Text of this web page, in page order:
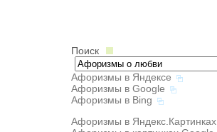
Поиск
Афоризмы в Яндексе
Афоризмы в Google
Афоризмы в Bing
Афоризмы в Яндекс.Картинках